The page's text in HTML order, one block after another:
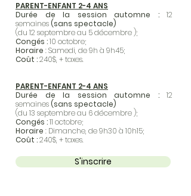
PARENT-ENFANT 2-4 ANS
Durée de la session automne : 12
semaines(sans spectacle)
(du 12 septembre au 5 décembre );
Congés :10 octobre;
Horaire : Samedi, de 9h à 9h45;
Coût :240$, + taxes.
PARENT-ENFANT 2-4 ANS
Durée de la session automne : 12
semaines(sans spectacle)
(du 13 septembre au 6 décembre );
Congés :11 octobre;
Horaire : Dimanche, de 9h30 à 10h15;
Coût :240$, + taxes.
S'inscrire